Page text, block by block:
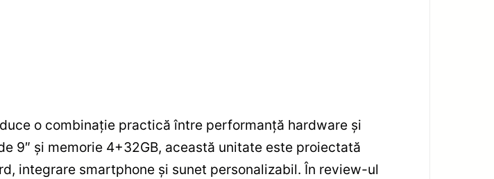
o combinație practică între performanță hardware și
9″ și memorie 4+32GB, această unitate este proiectată
integrare smartphone și sunet personalizabil. În review-ul